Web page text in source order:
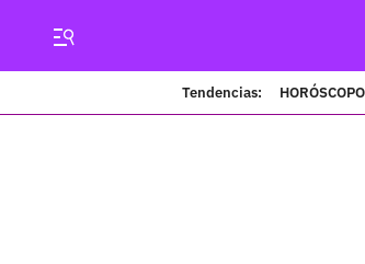
Tendencias: